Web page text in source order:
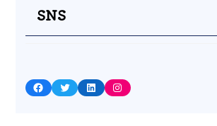
SNS
Facebook Twitter LinkedIn Instagram